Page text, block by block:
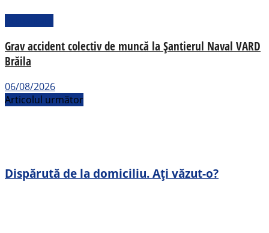
Grav accident colectiv de muncă la Șantierul Naval VARD
Brăila
06/08/2026
Articolul următor
Dispărută de la domiciliu. Ați văzut-o?